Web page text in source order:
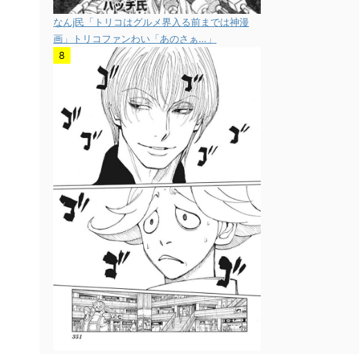
なんj民「トリコはグルメ界入る前までは神漫
画」トリコファンわい「あのさぁ…」